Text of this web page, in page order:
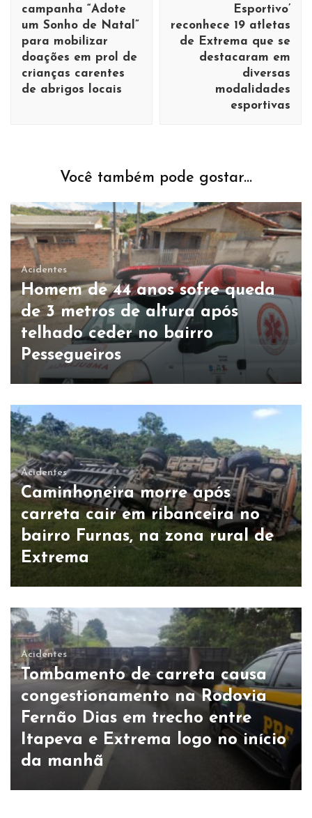
campanha “Adote
um Sonho de Natal”
para mobilizar
doações em prol de
crianças carentes
de abrigos locais
Esportivo’
reconhece 19 atletas
de Extrema que se
destacaram em
diversas
modalidades
esportivas
Você também pode gostar...
Acidentes
Homem de 44 anos sofre queda
de 3 metros de altura após
telhado ceder no bairro
Pessegueiros
Acidentes
Caminhoneira morre após
carreta cair em ribanceira no
bairro Furnas, na zona rural de
Extrema
Acidentes
Tombamento de carreta causa
congestionamento na Rodovia
Fernão Dias em trecho entre
Itapeva e Extrema logo no início
da manhã